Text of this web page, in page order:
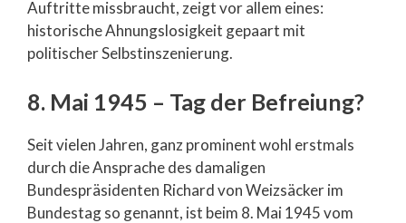
Auftritte missbraucht, zeigt vor allem eines:
historische Ahnungslosigkeit gepaart mit
politischer Selbstinszenierung.
8. Mai 1945 – Tag der Befreiung?
Seit vielen Jahren, ganz prominent wohl erstmals
durch die Ansprache des damaligen
Bundespräsidenten Richard von Weizsäcker im
Bundestag so genannt, ist beim 8. Mai 1945 vom